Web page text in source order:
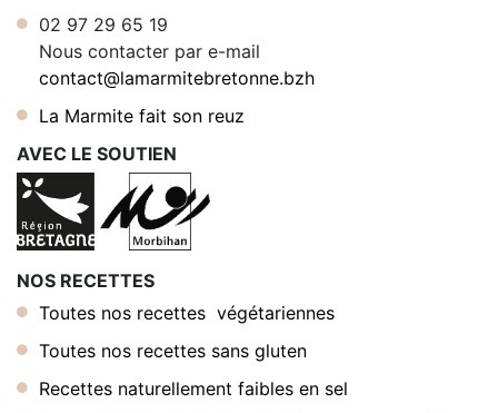
02 97 29 65 19
Nous contacter par e-mail
contact@lamarmitebretonne.bzh
La Marmite fait son reuz
AVEC LE SOUTIEN
NOS RECETTES
Toutes nos recettes végétariennes
Toutes nos recettes sans gluten
Recettes naturellement faibles en sel